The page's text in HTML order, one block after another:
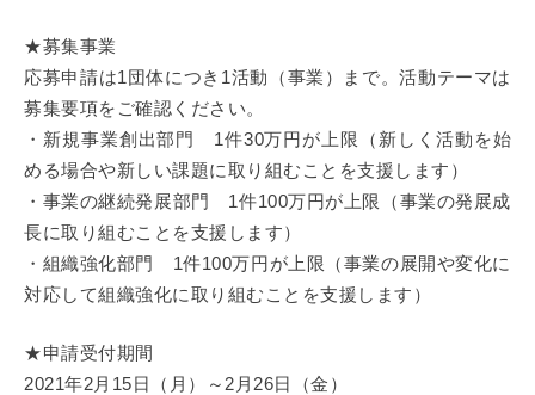
★募集事業
応募申請は1団体につき1活動（事業）まで。活動テーマは
募集要項をご確認ください。
・新規事業創出部門 1件30万円が上限（新しく活動を始
める場合や新しい課題に取り組むことを支援します）
・事業の継続発展部門 1件100万円が上限（事業の発展成
長に取り組むことを支援します）
・組織強化部門 1件100万円が上限（事業の展開や変化に
対応して組織強化に取り組むことを支援します）
★申請受付期間
2021年2月15日（月）～2月26日（金）